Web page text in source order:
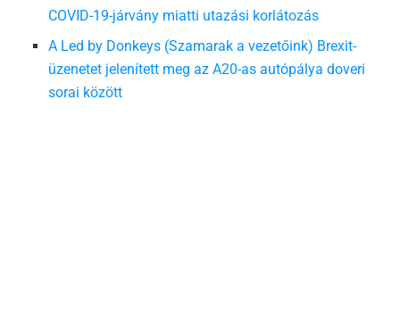
COVID-19-járvány miatti utazási korlátozás
A Led by Donkeys (Szamarak a vezetőink) Brexit-
üzenetet jelenített meg az A20-as autópálya doveri
sorai között